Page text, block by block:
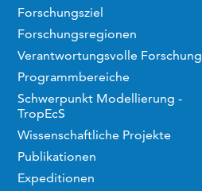
Forschungsziel
Forschungsregionen
Verantwortungsvolle Forschung
Programmbereiche
Schwerpunkt Modellierung -
TropEcS
Wissenschaftliche Projekte
Publikationen
Expeditionen